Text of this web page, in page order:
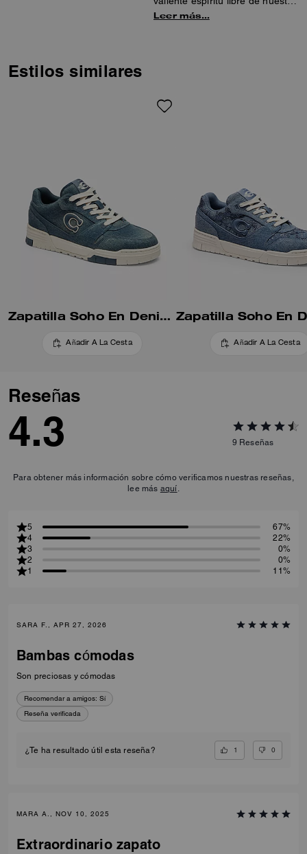
ciudad natal de Nueva York y
elaborado con al menos un
Su cómodo estilo se completa
con una suela de goma con
ranuras con el detalle de un
mapa de Manhattan.
Leer más…
Estilos similares
Zapatilla Soho En Denim Loved
Añadir A La Cesta Añadir A La Cesta
Reseñas
4.3 9 Reseñas
Para obtener más información sobre cómo verificamos nuestras reseñas,
lee más aquí
5
67%
4
22%
3
0%
2
0%
1
11%
SARA F., APR 27, 2026
Bambas cómodas
Son preciosas y cómodas
Recomendar a amigos: Sí
Reseña verificada
¿Te ha resultado útil esta reseña? 1 0
MARA A., NOV 10, 2025
Extraordinario zapato